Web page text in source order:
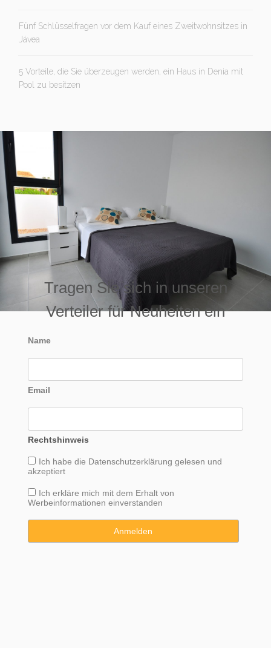
Fünf Schlüsselfragen vor dem Kauf eines Zweitwohnsitzes in
Jávea
5 Vorteile, die Sie überzeugen werden, ein Haus in Denia mit
Pool zu besitzen
Tragen Sie sich in unseren
Verteiler für Neuheiten ein
Name
Email
Rechtshinweis
Ich habe die Datenschutzerklärung gelesen und
akzeptiert
Ich erkläre mich mit dem Erhalt von
Werbeinformationen einverstanden